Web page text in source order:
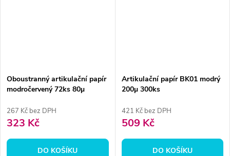
Oboustranný artikulační papír
modročervený 72ks 80µ
267 Kč bez DPH
323 Kč
DO KOŠÍKU
Artikulační papír BK01 modrý
200µ 300ks
421 Kč bez DPH
509 Kč
DO KOŠÍKU